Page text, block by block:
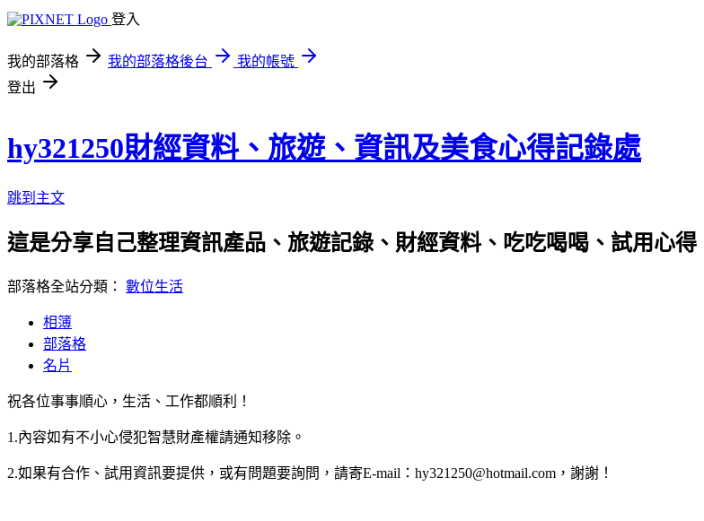
登入
我的部落格 我的部落格後台
我的帳號
登出
hy321250財經資料、旅遊、資訊及美食心得記錄處
跳到主文
這是分享自己整理資訊產品、旅遊記錄、財經資料、吃吃喝喝、試用心
部落格全站分類： 數位生活
相簿
部落格
名片
祝各位事事順心，生活、工作都順利！
1.內容如有不小心侵犯智慧財產權請通知移除。
2.如果有合作、試用資訊要提供，或有問題要詢問，請寄E-mail：hy321250@hotmail.com，謝謝！